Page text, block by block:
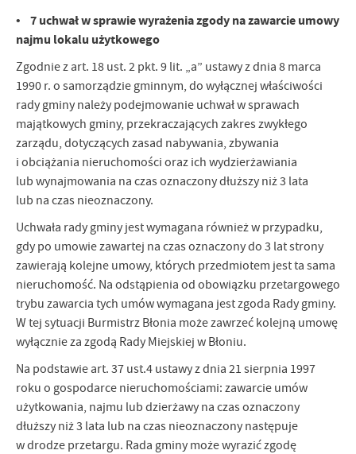
• 7 uchwał w sprawie wyrażenia zgody na zawarcie umowy
najmu lokalu użytkowego
Zgodnie z art. 18 ust. 2 pkt. 9 lit. „a” ustawy z dnia 8 marca
1990 r. o samorządzie gminnym, do wyłącznej właściwości
rady gminy należy podejmowanie uchwał w sprawach
majątkowych gminy, przekraczających zakres zwykłego
zarządu, dotyczących zasad nabywania, zbywania
i obciążania nieruchomości oraz ich wydzierżawiania
lub wynajmowania na czas oznaczony dłuższy niż 3 lata
lub na czas nieoznaczony.
Uchwała rady gminy jest wymagana również w przypadku,
gdy po umowie zawartej na czas oznaczony do 3 lat strony
zawierają kolejne umowy, których przedmiotem jest ta sama
nieruchomość. Na odstąpienia od obowiązku przetargowego
trybu zawarcia tych umów wymagana jest zgoda Rady gminy.
W tej sytuacji Burmistrz Błonia może zawrzeć kolejną umowę
wyłącznie za zgodą Rady Miejskiej w Błoniu.
Na podstawie art. 37 ust.4 ustawy z dnia 21 sierpnia 1997
roku o gospodarce nieruchomościami: zawarcie umów
użytkowania, najmu lub dzierżawy na czas oznaczony
dłuższy niż 3 lata lub na czas nieoznaczony następuje
w drodze przetargu. Rada gminy może wyrazić zgodę